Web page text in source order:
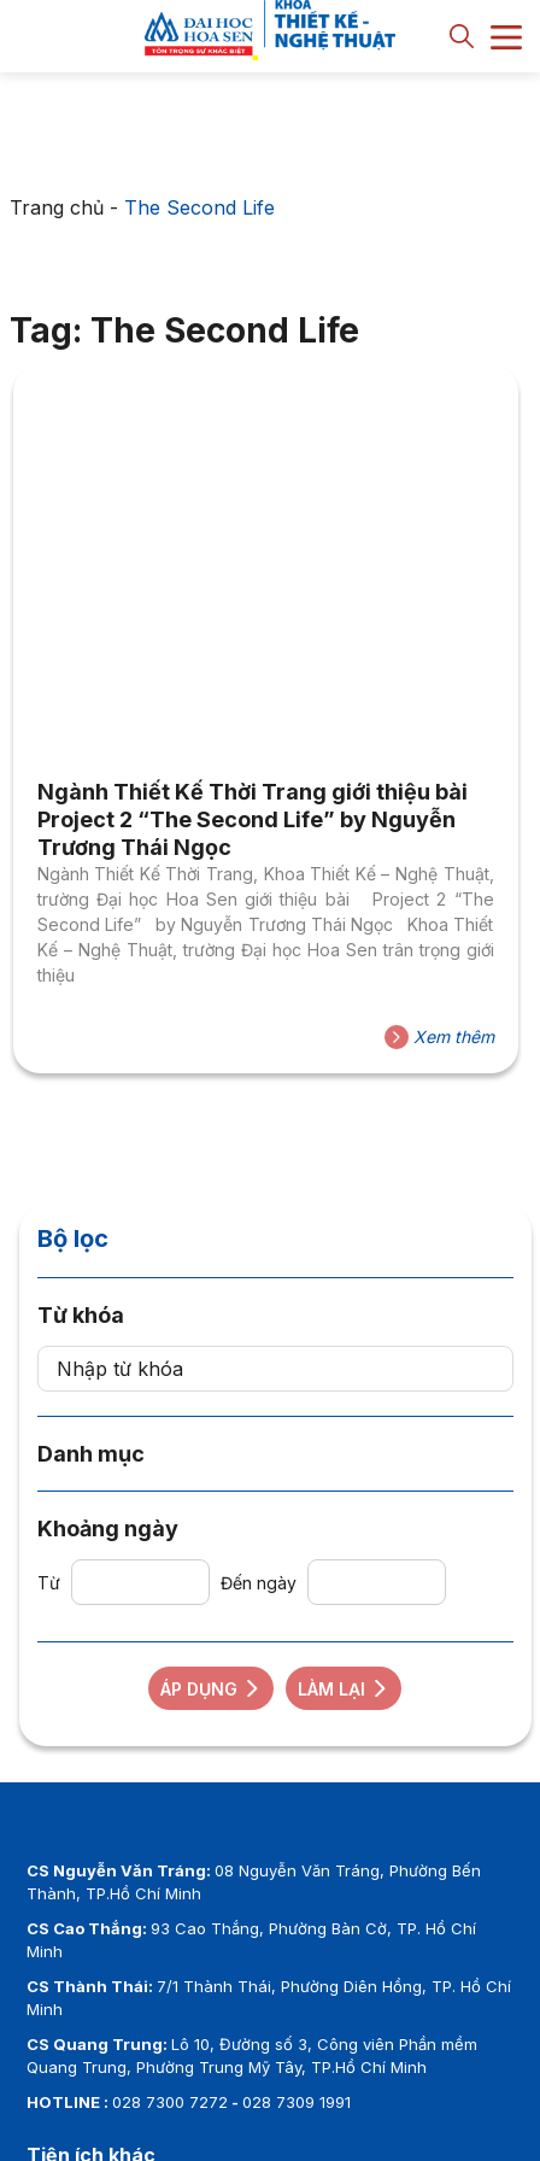
Trang chủ- The Second Life
Tag: The Second Life
Ngành Thiết Kế Thời Trang giới thiệu bài
Project 2 “The Second Life” by Nguyễn
Trương Thái Ngọc
Ngành Thiết Kế Thời Trang, Khoa Thiết Kế – Nghệ Thuật,
trường Đại học Hoa Sen giới thiệu bài Project 2 “The
Second Life” by Nguyễn Trương Thái Ngọc Khoa Thiết
Kế – Nghệ Thuật, trường Đại học Hoa Sen trân trọng giới
thiệu
Xem thêm
Bộ lọc
Từ khóa
Danh mục
Khoảng ngày
Từ Đến ngày
ÁP DỤNG LÀM LẠI
CS Nguyễn Văn Tráng:08 Nguyễn Văn Tráng, Phường Bến
Thành, TP.Hồ Chí Minh
CS Cao Thắng:93 Cao Thắng, Phường Bàn Cờ, TP. Hồ Chí
Minh
CS Thành Thái: 7/1 Thành Thái, Phường Diên Hồng, TP. Hồ Chí
Minh
CS Quang Trung:Lô 10, Đường số 3, Công viên Phần mềm
Quang Trung, Phường Trung Mỹ Tây, TP.Hồ Chí Minh
HOTLINE :028 7300 7272 -028 7309 1991
Tiện ích khác